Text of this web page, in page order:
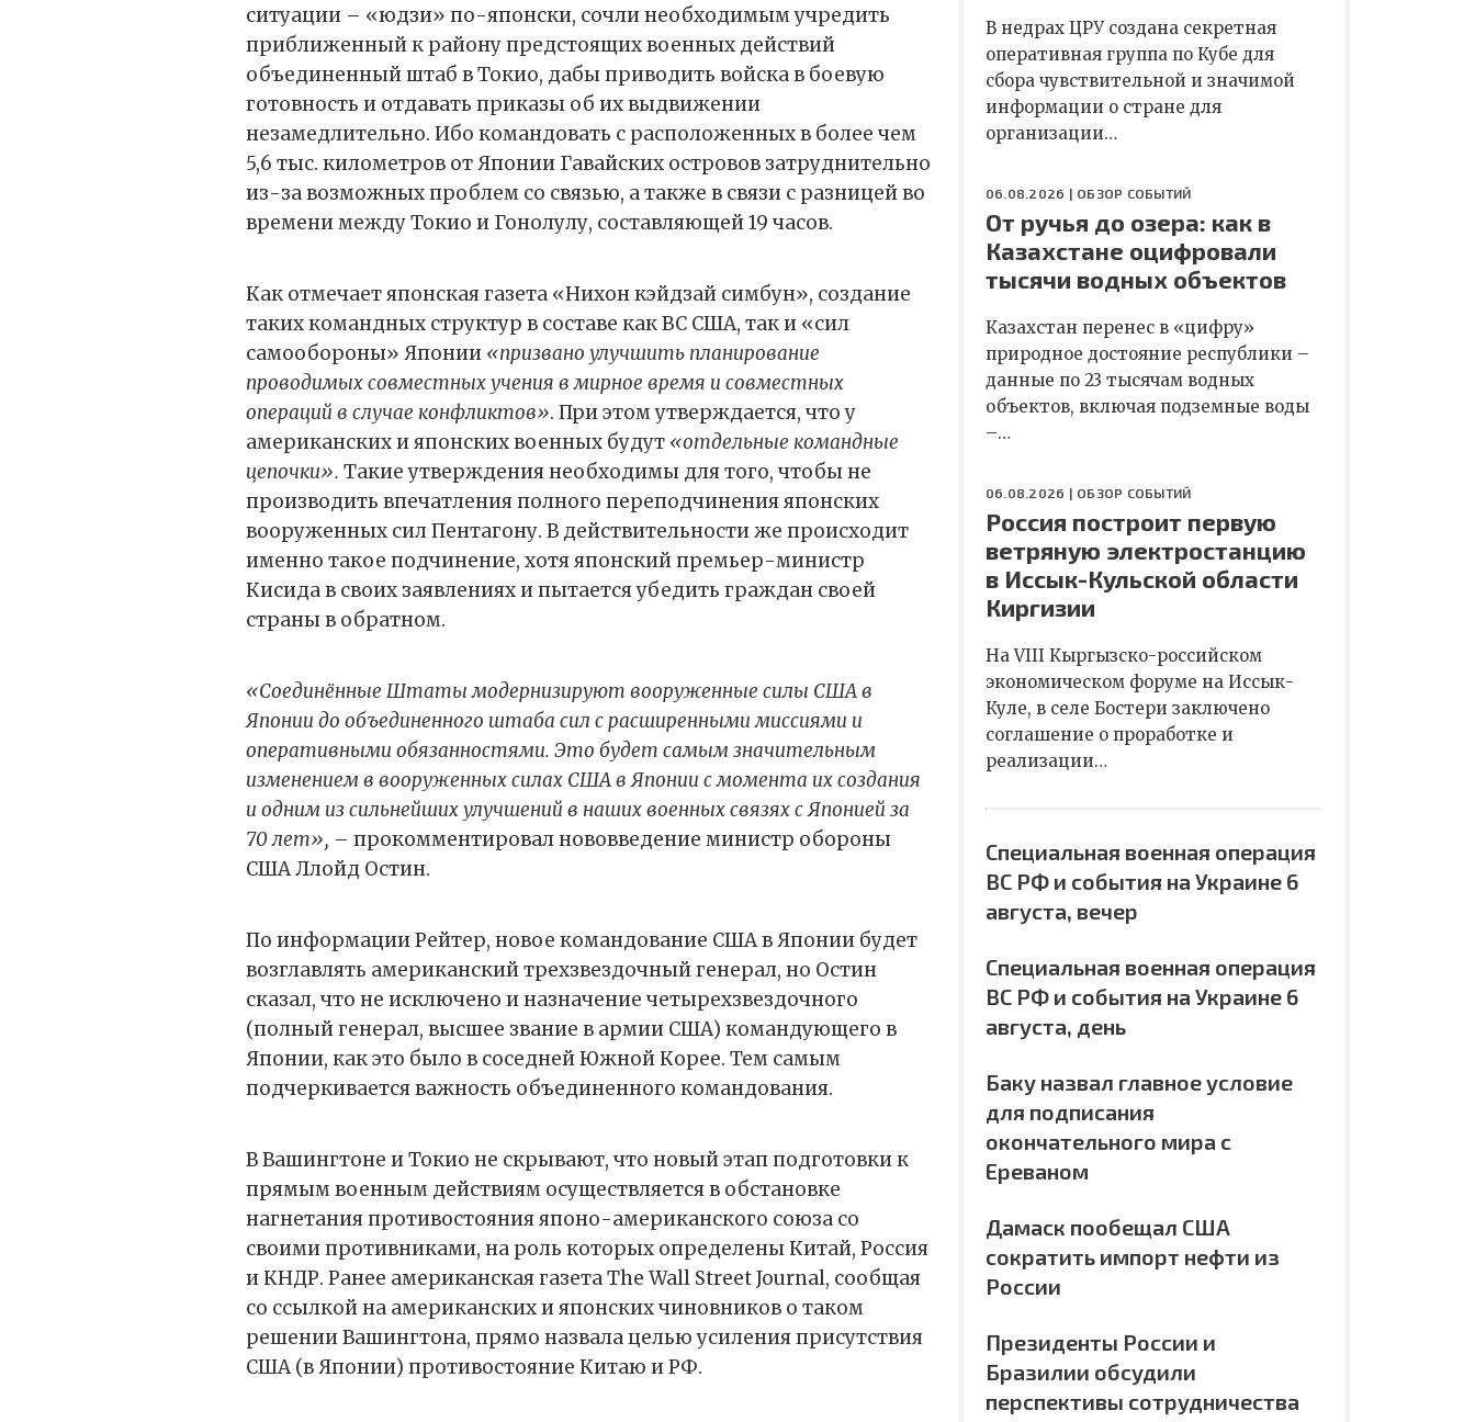
ситуации – «юдзи» по-японски, сочли необходимым учредить
приближенный к району предстоящих военных действий
объединенный штаб в Токио, дабы приводить войска в боевую
готовность и отдавать приказы об их выдвижении
незамедлительно. Ибо командовать с расположенных в более чем
5,6 тыс. километров от Японии Гавайских островов затруднительно
из-за возможных проблем со связью, а также в связи с разницей во
времени между Токио и Гонолулу, составляющей 19 часов.
Как отмечает японская газета «Нихон кэйдзай симбун», создание
таких командных структур в составе как ВС США, так и «сил
самообороны» Японии «призвано улучшить планирование
проводимых совместных учения в мирное время и совместных
операций в случае конфликтов». При этом утверждается, что у
американских и японских военных будут «отдельные командные
цепочки». Такие утверждения необходимы для того, чтобы не
производить впечатления полного переподчинения японских
вооруженных сил Пентагону. В действительности же происходит
именно такое подчинение, хотя японский премьер-министр
Кисида в своих заявлениях и пытается убедить граждан своей
страны в обратном.
«Соединённые Штаты модернизируют вооруженные силы США в
Японии до объединенного штаба сил с расширенными миссиями и
оперативными обязанностями. Это будет самым значительным
изменением в вооруженных силах США в Японии с момента их создания
и одним из сильнейших улучшений в наших военных связях с Японией за
70 лет», – прокомментировал нововведение министр обороны
США Ллойд Остин.
По информации Рейтер, новое командование США в Японии будет
возглавлять американский трехзвездочный генерал, но Остин
сказал, что не исключено и назначение четырехзвездочного
(полный генерал, высшее звание в армии США) командующего в
Японии, как это было в соседней Южной Корее. Тем самым
подчеркивается важность объединенного командования.
В Вашингтоне и Токио не скрывают, что новый этап подготовки к
прямым военным действиям осуществляется в обстановке
нагнетания противостояния японо-американского союза со
своими противниками, на роль которых определены Китай, Россия
и КНДР. Ранее американская газета The Wall Street Journal, сообщая
со ссылкой на американских и японских чиновников о таком
решении Вашингтона, прямо назвала целью усиления присутствия
США (в Японии) противостояние Китаю и РФ.
В недрах ЦРУ создана секретная
оперативная группа по Кубе для
сбора чувствительной и значимой
информации о стране для
организации…
06.08.2026 | ОБЗОР СОБЫТИЙ
От ручья до озера: как в
Казахстане оцифровали
тысячи водных объектов
Казахстан перенес в «цифру»
природное достояние республики –
данные по 23 тысячам водных
объектов, включая подземные воды
–…
06.08.2026 | ОБЗОР СОБЫТИЙ
Россия построит первую
ветряную электростанцию
в Иссык-Кульской области
Киргизии
На VIII Кыргызско-российском
экономическом форуме на Иссык-
Куле, в селе Бостери заключено
соглашение о проработке и
реализации…
Специальная военная операция
ВС РФ и события на Украине 6
августа, вечер
Специальная военная операция
ВС РФ и события на Украине 6
августа, день
Баку назвал главное условие
для подписания
окончательного мира с
Ереваном
Дамаск пообещал США
сократить импорт нефти из
России
Президенты России и
Бразилии обсудили
перспективы сотрудничества